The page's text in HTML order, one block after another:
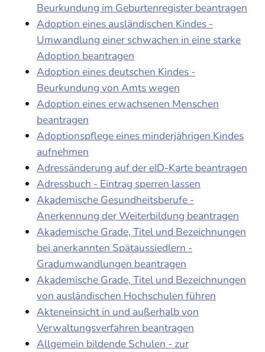
Beurkundung im Geburtenregister beantragen
Adoption eines ausländischen Kindes -
Umwandlung einer schwachen in eine starke
Adoption beantragen
Adoption eines deutschen Kindes -
Beurkundung von Amts wegen
Adoption eines erwachsenen Menschen
beantragen
Adoptionspflege eines minderjährigen Kindes
aufnehmen
Adressänderung auf der eID-Karte beantragen
Adressbuch - Eintrag sperren lassen
Akademische Gesundheitsberufe -
Anerkennung der Weiterbildung beantragen
Akademische Grade, Titel und Bezeichnungen
bei anerkannten Spätaussiedlern -
Gradumwandlungen beantragen
Akademische Grade, Titel und Bezeichnungen
von ausländischen Hochschulen führen
Akteneinsicht in und außerhalb von
Verwaltungsverfahren beantragen
Allgemein bildende Schulen - zur